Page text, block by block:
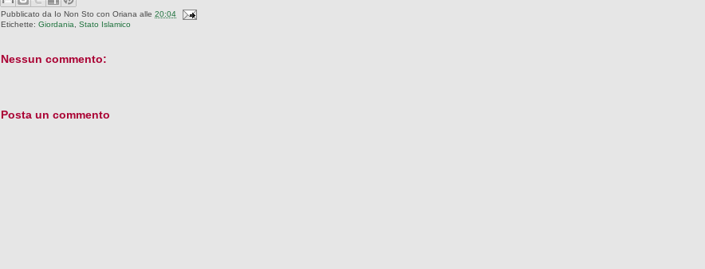
Pubblicato da Io Non Sto con Oriana alle20:04
Etichette:Giordania ,Stato Islamico
Nessun commento:
Posta un commento